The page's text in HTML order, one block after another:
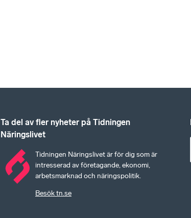
Ta del av fler nyheter på Tidningen
Näringslivet
Tidningen Näringslivet är för dig som är
intresserad av företagande, ekonomi,
arbetsmarknad och näringspolitik.
Besök tn.se